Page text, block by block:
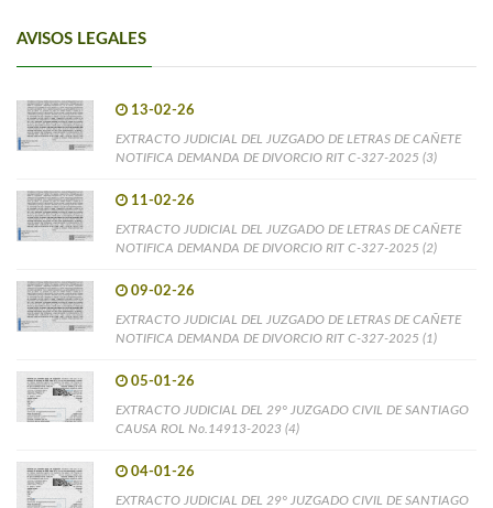
AVISOS LEGALES
13-02-26
EXTRACTO JUDICIAL DEL JUZGADO DE LETRAS DE CAÑETE
NOTIFICA DEMANDA DE DIVORCIO RIT C-327-2025 (3)
11-02-26
EXTRACTO JUDICIAL DEL JUZGADO DE LETRAS DE CAÑETE
NOTIFICA DEMANDA DE DIVORCIO RIT C-327-2025 (2)
09-02-26
EXTRACTO JUDICIAL DEL JUZGADO DE LETRAS DE CAÑETE
NOTIFICA DEMANDA DE DIVORCIO RIT C-327-2025 (1)
05-01-26
EXTRACTO JUDICIAL DEL 29° JUZGADO CIVIL DE SANTIAGO
CAUSA ROL No.14913-2023 (4)
04-01-26
EXTRACTO JUDICIAL DEL 29° JUZGADO CIVIL DE SANTIAGO